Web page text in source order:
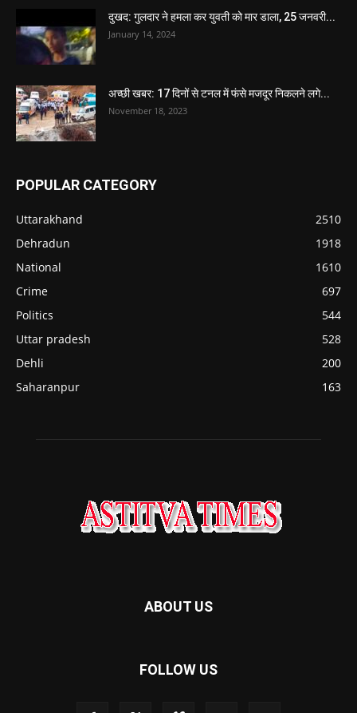
दुखद: गुलदार ने हमला कर युवती को मार डाला, 25 जनवरी...
January 14, 2024
अच्छी खबर: 17 दिनों से टनल में फंसे मजदूर निकलने लगे...
November 18, 2023
POPULAR CATEGORY
Uttarakhand
2510
Dehradun
1918
National
1610
Crime
697
Politics
544
Uttar pradesh
528
Dehli
200
Saharanpur
163
ABOUT US
FOLLOW US